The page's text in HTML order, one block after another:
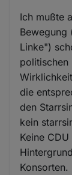
Ich mußte
Bewegung
Linke")
politischen
die
den
kein
Keine